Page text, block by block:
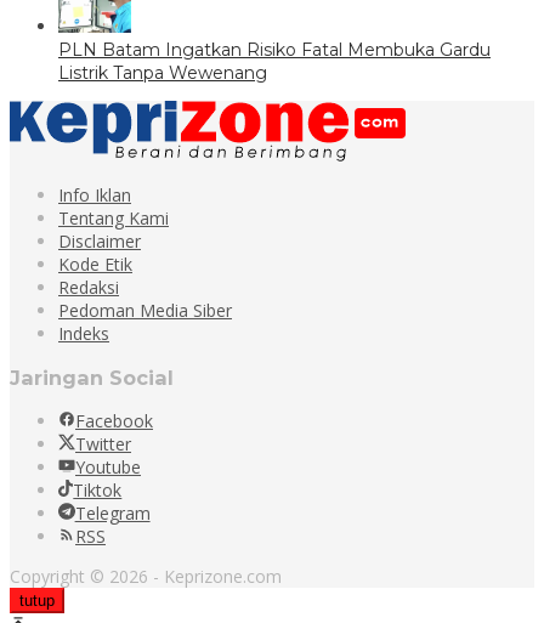
PLN Batam Ingatkan Risiko Fatal Membuka Gardu
Listrik Tanpa Wewenang
Info Iklan
Tentang Kami
Disclaimer
Kode Etik
Redaksi
Pedoman Media Siber
Indeks
Jaringan Social
Facebook
Twitter
Youtube
Tiktok
Telegram
RSS
Copyright © 2026 - Keprizone.com
tutup